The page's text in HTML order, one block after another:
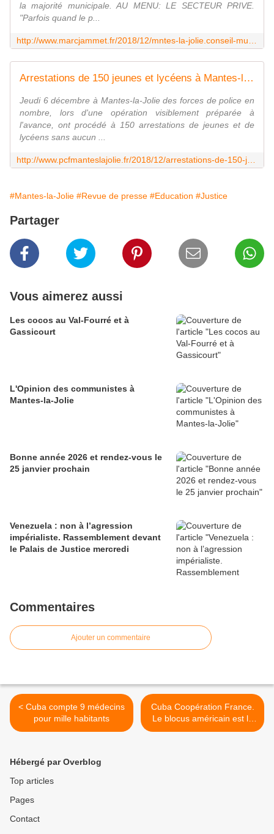
la majorité municipale. AU MENU: LE SECTEUR PRIVE.
"Parfois quand le p...
Arrestations de 150 jeunes et lycéens à Mantes-la-Jolie. Communiqué de presse - Le blog de pcfmanteslajolie
Jeudi 6 décembre à Mantes-la-Jolie des forces de police en
nombre, lors d'une opération visiblement préparée à
l'avance, ont procédé à 150 arrestations de jeunes et de
lycéens sans aucun ...
#Mantes-la-Jolie #Revue de presse #Education #Justice
Partager
Vous aimerez aussi
Les cocos au Val-Fourré et à
Gassicourt
L'Opinion des communistes à
Mantes-la-Jolie
Bonne année 2026 et rendez-vous le
25 janvier prochain
Venezuela : non à l’agression
impérialiste. Rassemblement devant
le Palais de Justice mercredi
Commentaires
Ajouter un commentaire
< Cuba compte 9 médecins
pour mille habitants
Cuba Coopération France.
Le blocus américain est le
plus grand défi pour Cuba
Hébergé par Overblog
Top articles
Pages
Contact